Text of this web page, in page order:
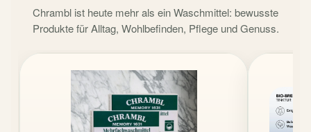
Chrambl ist heute mehr als ein Waschmittel: bewusste
Produkte für Alltag, Wohlbefinden, Pflege und Genuss.